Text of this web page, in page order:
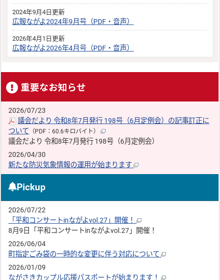
2024年9月4日更新
広報ながよ2024年9月号（PDF・音声）
2026年4月1日更新
広報ながよ2026年4月号（PDF・音声）
重要なお知らせ
2026/07/23
議会だより 令和8年7月発行 198号（6月定例会）の記事訂正に
ついて （PDF：60.6キロバイト）
議会だより 令和8年7月発行 198号（6月定例会）
2026/04/30
新たな防災気象情報の運用が始まります
Pickup
2026/07/22
「平和コンサートinながよvol.27」開催！
8月9日「平和コンサートinながよvol.27」開催！
2026/06/04
町指定ごみ袋の一時的な変更に伴う対応について
2026/01/09
ながさきカップル応援パスポートが始まります！